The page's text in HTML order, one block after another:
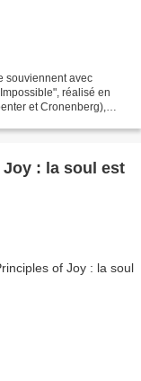
souviennent avec
réalisé en
et Cronenberg),
: la soul est